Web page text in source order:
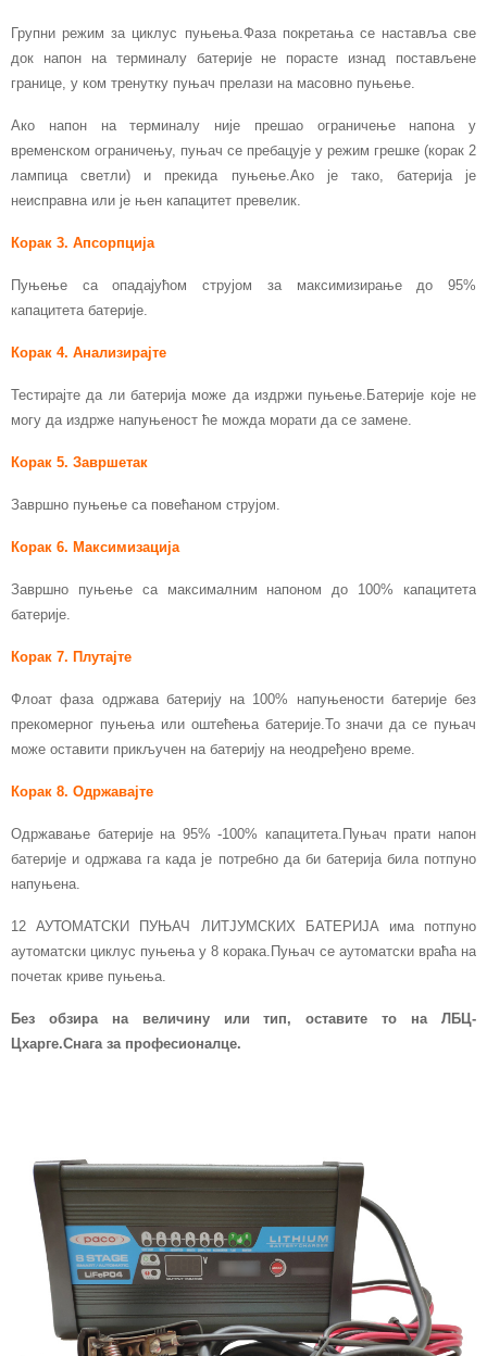
Групни режим за циклус пуњења.Фаза покретања се наставља све
док напон на терминалу батерије не порасте изнад постављене
границе, у ком тренутку пуњач прелази на масовно пуњење.
Ако напон на терминалу није прешао ограничење напона у
временском ограничењу, пуњач се пребацује у режим грешке (корак 2
лампица светли) и прекида пуњење.Ако је тако, батерија је
неисправна или је њен капацитет превелик.
Корак 3. Апсорпција
Пуњење са опадајућом струјом за максимизирање до 95%
капацитета батерије.
Корак 4. Анализирајте
Тестирајте да ли батерија може да издржи пуњење.Батерије које не
могу да издрже напуњеност ће можда морати да се замене.
Корак 5. Завршетак
Завршно пуњење са повећаном струјом.
Корак 6. Максимизација
Завршно пуњење са максималним напоном до 100% капацитета
батерије.
Корак 7. Плутајте
Флоат фаза одржава батерију на 100% напуњености батерије без
прекомерног пуњења или оштећења батерије.То значи да се пуњач
може оставити прикључен на батерију на неодређено време.
Корак 8. Одржавајте
Одржавање батерије на 95% -100% капацитета.Пуњач прати напон
батерије и одржава га када је потребно да би батерија била потпуно
напуњена.
12 АУТОМАТСКИ ПУЊАЧ ЛИТЈУМСКИХ БАТЕРИЈА има потпуно
аутоматски циклус пуњења у 8 корака.Пуњач се аутоматски враћа на
почетак криве пуњења.
Без обзира на величину или тип, оставите то на ЛБЦ-
Цхарге.Снага за професионалце.